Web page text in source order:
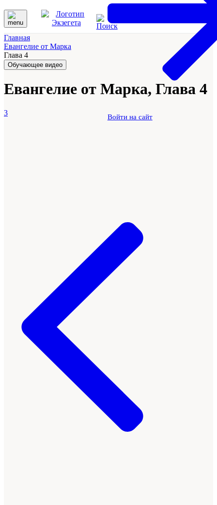
Войти на сайт
Главная
Евангелие от Марка
Глава 4
Обучающее видео
Евангелие от Марка, Глава 4
3